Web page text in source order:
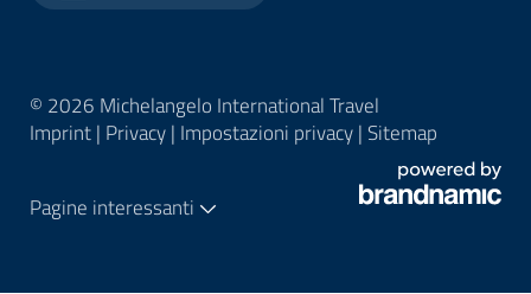
© 2026 Michelangelo International Travel
Imprint| Privacy| Impostazioni privacy| Sitemap
Pagine interessanti